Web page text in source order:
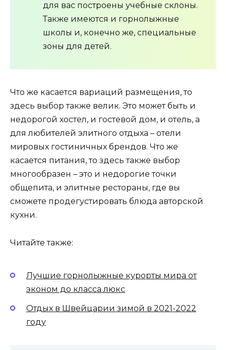
для вас построены учебные склоны.
Также имеются и горнолыжные
школы и, конечно же, специальные
зоны для детей.
Что же касается вариаций размещения, то
здесь выбор также велик. Это может быть и
недорогой хостел, и гостевой дом, и отель, а
для любителей элитного отдыха – отели
мировых гостиничных брендов. Что же
касается питания, то здесь также выбор
многообразен – это и недорогие точки
общепита, и элитные рестораны, где вы
сможете продегустировать блюда авторской
кухни.
Читайте также:
Лучшие горнолыжные курорты мира от
эконом до класса люкс
Отдых в Швейцарии зимой в 2021-2022
году